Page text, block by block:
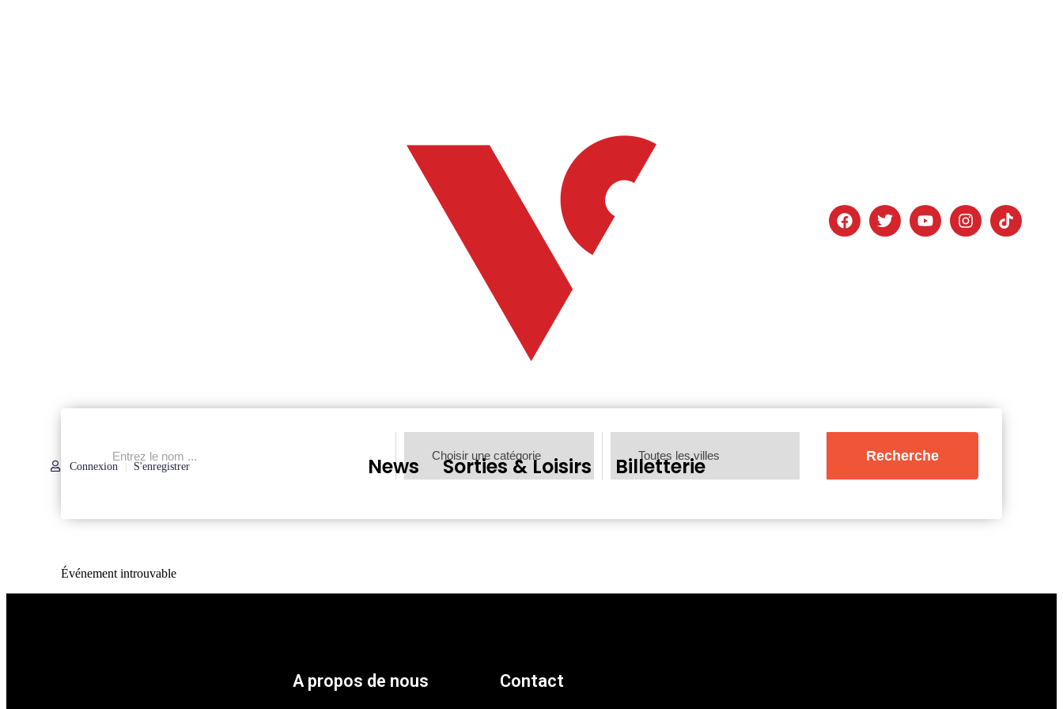
Connexion S'enregistrer News Sorties & Loisirs Billetterie
Événement introuvable
A propos de nous Contact